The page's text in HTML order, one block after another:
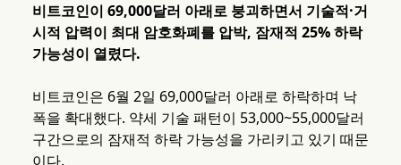
비트코인이 69,000달러 아래로 붕괴하면서 기술적·거
시적 압력이 최대 암호화폐를 압박, 잠재적 25% 하락
가능성이 열렸다.
비트코인은 6월 2일 69,000달러 아래로 하락하며 낙
폭을 확대했다. 약세 기술 패턴이 53,000~55,000달러
구간으로의 잠재적 하락 가능성을 가리키고 있기 때문
이다.